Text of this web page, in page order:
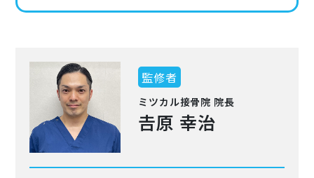
監修者
ミツカル接骨院 院長
𠮷原 幸治